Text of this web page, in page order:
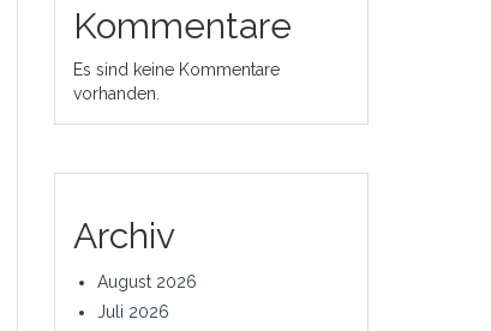
Kommentare
Es sind keine Kommentare
vorhanden.
Archiv
August 2026
Juli 2026